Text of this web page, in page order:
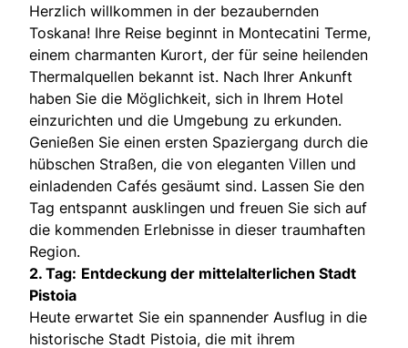
Herzlich willkommen in der bezaubernden
Toskana! Ihre Reise beginnt in Montecatini Terme,
einem charmanten Kurort, der für seine heilenden
Thermalquellen bekannt ist. Nach Ihrer Ankunft
haben Sie die Möglichkeit, sich in Ihrem Hotel
einzurichten und die Umgebung zu erkunden.
Genießen Sie einen ersten Spaziergang durch die
hübschen Straßen, die von eleganten Villen und
einladenden Cafés gesäumt sind. Lassen Sie den
Tag entspannt ausklingen und freuen Sie sich auf
die kommenden Erlebnisse in dieser traumhaften
Region.
2. Tag: Entdeckung der mittelalterlichen Stadt
Pistoia
Heute erwartet Sie ein spannender Ausflug in die
historische Stadt Pistoia, die mit ihrem